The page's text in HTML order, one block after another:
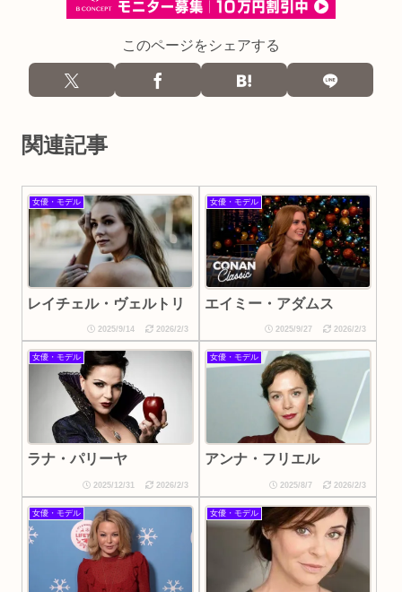
このページをシェアする
関連記事
女優・モデル
レイチェル・ヴェルトリ
2025/9/14 2026/2/3
女優・モデル
エイミー・アダムス
2025/9/27 2026/2/3
女優・モデル
ラナ・パリーヤ
2025/12/31 2026/2/3
女優・モデル
アンナ・フリエル
2025/8/7 2026/2/3
女優・モデル 女優・モデル